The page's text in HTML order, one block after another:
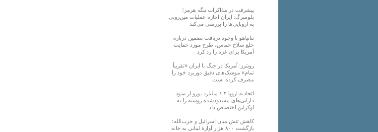
پیشرفت در مذاکرات تنگه هرمز؛
بلومبرگ: ایران اجازه عملیات مین‌روبی
به اروپایی‌ها را بررسی می‌کند
نتانیاهو با وجود دریافت تضمین درباره
خلع سلاح حماس، طرح مورد حمایت
آمریکا برای غزه را رد کرد
رویترز: آمریکا در جنگ با ایران «تقریباً
تمام» موشک‌های دقیق دوربرد خود را
مصرف کرده است
اتحادیه اروپا ۱.۴ میلیارد یورو از سود
دارایی‌های مسدودشده روسیه را به
اوکراین ‏اختصاص داد
کاهش تنش میان اسرائیل و حزب‌الله؛
بازگشت ۸۰۰ هزار آوارۀ لبنانی به خانه‌